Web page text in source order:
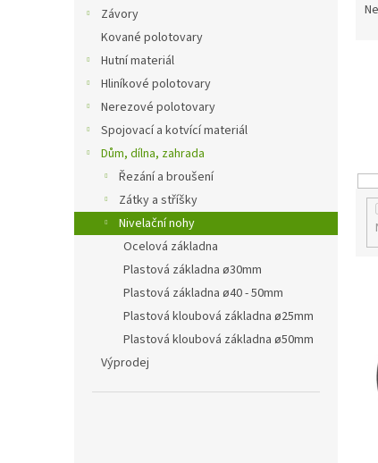
Závory
Kované polotovary
Hutní materiál
Hliníkové polotovary
Nerezové polotovary
Spojovací a kotvící materiál
Dům, dílna, zahrada
Řezání a broušení
Zátky a stříšky
Nivelační nohy
Ocelová základna
Plastová základna ø30mm
Plastová základna ø40 - 50mm
Plastová kloubová základna ø25mm
Plastová kloubová základna ø50mm
Výprodej
u